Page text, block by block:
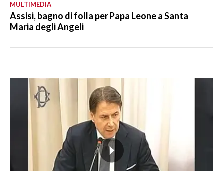
MULTIMEDIA
Assisi, bagno di folla per Papa Leone a Santa
Maria degli Angeli